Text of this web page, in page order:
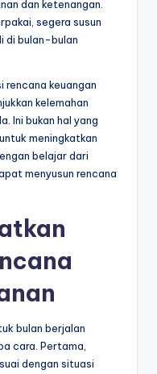
dan ketenangan.
segera susun
di bulan-bulan
rencana keuangan
kelemahan
Ini bukan hal yang
meningkatkan
belajar dari
menyusun rencana
bulan berjalan
cara. Pertama,
dengan situasi